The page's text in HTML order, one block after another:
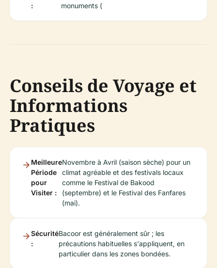
:
monuments (
Conseils de Voyage et
Informations
Pratiques
Meilleure
Période
pour
Visiter :
Novembre à Avril (saison sèche) pour un
climat agréable et des festivals locaux
comme le Festival de Bakood
(septembre) et le Festival des Fanfares
(mai).
Sécurité
:
Bacoor est généralement sûr ; les
précautions habituelles s'appliquent, en
particulier dans les zones bondées.